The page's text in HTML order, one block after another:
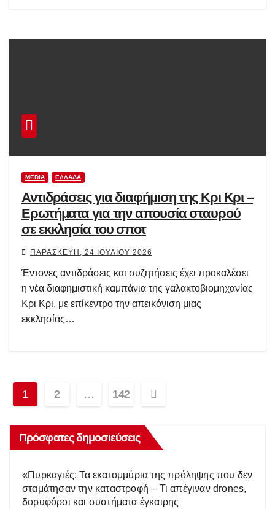
MEDIA ΕΛΛΆΔΑ
Αντιδράσεις για διαφήμιση της Κρι Κρι –
Ερωτήματα για την απουσία σταυρού
σε εκκλησία του σποτ
ΠΑΡΑΣΚΕΥΉ, 24 ΙΟΥΛΊΟΥ 2026
Έντονες αντιδράσεις και συζητήσεις έχει προκαλέσει
η νέα διαφημιστική καμπάνια της γαλακτοβιομηχανίας
Κρι Κρι, με επίκεντρο την απεικόνιση μιας
εκκλησίας…
Σελιδοποίηση
άρθρων
1 2 … 142
Πρόσφατες δημοσιεύσεις
«Πυρκαγιές: Τα εκατομμύρια της πρόληψης που δεν
σταμάτησαν την καταστροφή – Τι απέγιναν drones,
δορυφόροι και συστήματα έγκαιρης